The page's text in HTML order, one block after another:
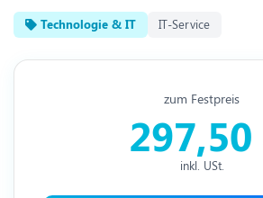
Technologie & IT IT-Service
zum Festpreis
297,50
inkl. USt.